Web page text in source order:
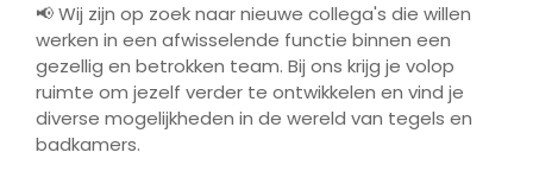
📢 Wij zijn op zoek naar nieuwe collega's die willen
werken in een afwisselende functie binnen een
gezellig en betrokken team. Bij ons krijg je volop
ruimte om jezelf verder te ontwikkelen en vind je
diverse mogelijkheden in de wereld van tegels en
badkamers.